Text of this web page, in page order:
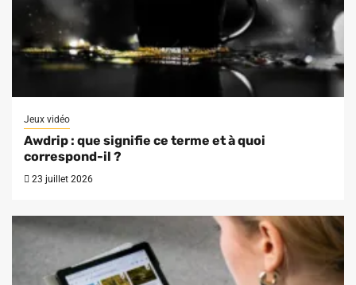
Jeux vidéo
Awdrip : que signifie ce terme et à quoi
correspond-il ?
23 juillet 2026